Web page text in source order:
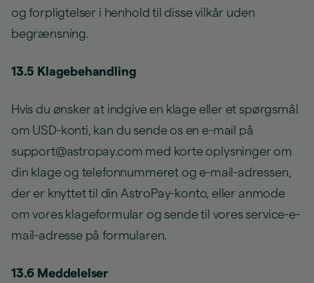
og forpligtelser i henhold til disse vilkår uden
begrænsning.
13.5 Klagebehandling
Hvis du ønsker at indgive en klage eller et spørgsmål
om USD-konti, kan du sende os en e-mail på
support@astropay.com med korte oplysninger om
din klage og telefonnummeret og e-mail-adressen,
der er knyttet til din AstroPay-konto, eller anmode
om vores klageformular og sende til vores service-e-
mail-adresse på formularen.
13.6 Meddelelser